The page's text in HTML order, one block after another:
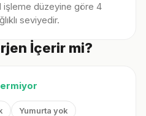
işleme düzeyine göre 4
seviyedir.
İçerir mi?
Yumurta yok